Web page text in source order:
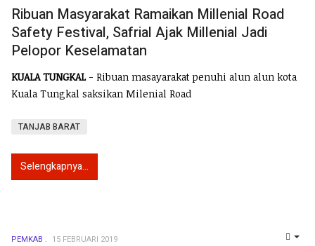
Ribuan Masyarakat Ramaikan Millenial Road
Safety Festival, Safrial Ajak Millenial Jadi
Pelopor Keselamatan
KUALA TUNGKAL- Ribuan masayarakat penuhi alun alun kota
Kuala Tungkal saksikan Milenial Road
TANJAB BARAT
Selengkapnya...
PEMKAB 15 FEBRUARI 2019